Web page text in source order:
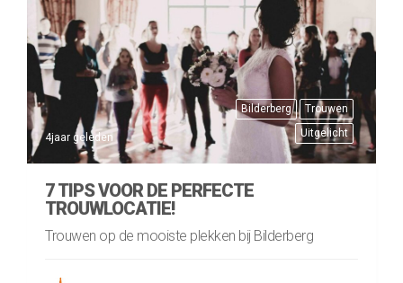
Bilderberg
Trouwen
Uitgelicht
4jaar geleden
7 TIPS VOOR DE PERFECTE
TROUWLOCATIE!
Trouwen op de mooiste plekken bij Bilderberg